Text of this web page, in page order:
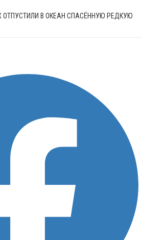
ОТПУСТИЛИ В ОКЕАН СПАСЁННУЮ РЕДКУЮ